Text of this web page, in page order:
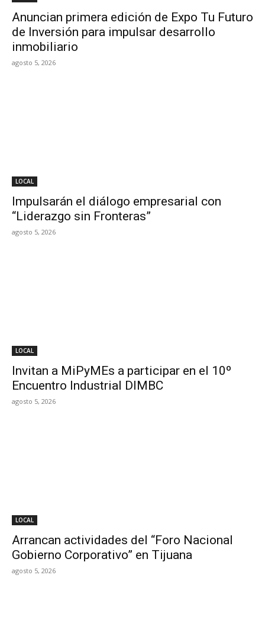
Anuncian primera edición de Expo Tu Futuro
de Inversión para impulsar desarrollo
inmobiliario
agosto 5, 2026
LOCAL
Impulsarán el diálogo empresarial con
“Liderazgo sin Fronteras”
agosto 5, 2026
LOCAL
Invitan a MiPyMEs a participar en el 10º
Encuentro Industrial DIMBC
agosto 5, 2026
LOCAL
Arrancan actividades del “Foro Nacional
Gobierno Corporativo” en Tijuana
agosto 5, 2026